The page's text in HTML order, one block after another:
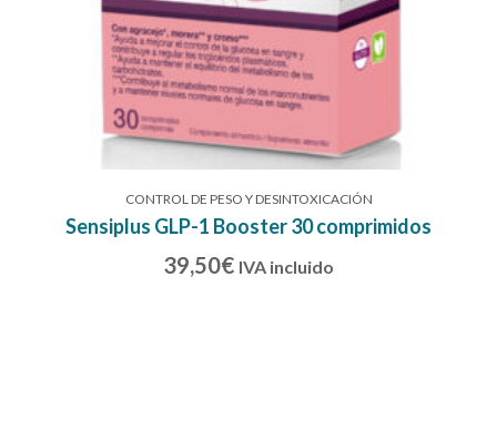
CONTROL DE PESO Y DESINTOXICACIÓN
Sensiplus GLP-1 Booster 30 comprimidos
39,50€ IVA incluido